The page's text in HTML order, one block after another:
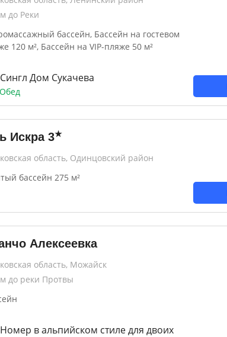
до Реки
бассейн, Бассейн на гостевом
120 м², Бассейн на VIP-пляже 50 м²
Сингл Дом Сукачева
Обед
Искра 3★
область, Одинцовский район
бассейн 275 м²
Алексеевка
область, Можайск
до реки Протвы
Номер в альпийском стиле для двоих